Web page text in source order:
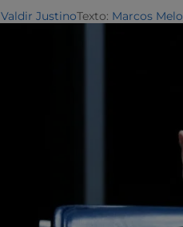
Valdir JustinoTexto: Marcos Melo